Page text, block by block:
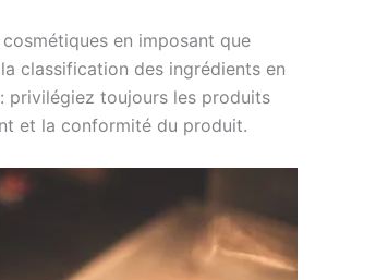
en imposant que
classification des ingrédients en
privilégiez toujours les produits
et la conformité du produit.